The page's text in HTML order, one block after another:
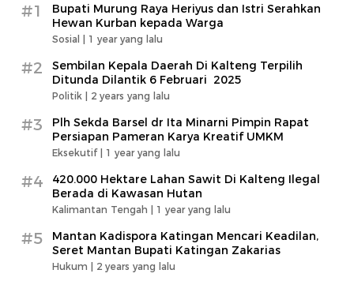
#1
Bupati Murung Raya Heriyus dan Istri Serahkan
Hewan Kurban kepada Warga
Sosial | 1 year yang lalu
#2
Sembilan Kepala Daerah Di Kalteng Terpilih
Ditunda Dilantik 6 Februari 2025
Politik | 2 years yang lalu
#3
Plh Sekda Barsel dr Ita Minarni Pimpin Rapat
Persiapan Pameran Karya Kreatif UMKM
Eksekutif | 1 year yang lalu
#4
420.000 Hektare Lahan Sawit Di Kalteng Ilegal
Berada di Kawasan Hutan
Kalimantan Tengah | 1 year yang lalu
#5
Mantan Kadispora Katingan Mencari Keadilan,
Seret Mantan Bupati Katingan Zakarias
Hukum | 2 years yang lalu